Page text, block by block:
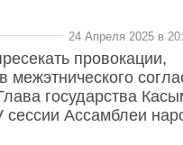
24 Апреля 2025 в
провокации,
государства
Ассамблеи